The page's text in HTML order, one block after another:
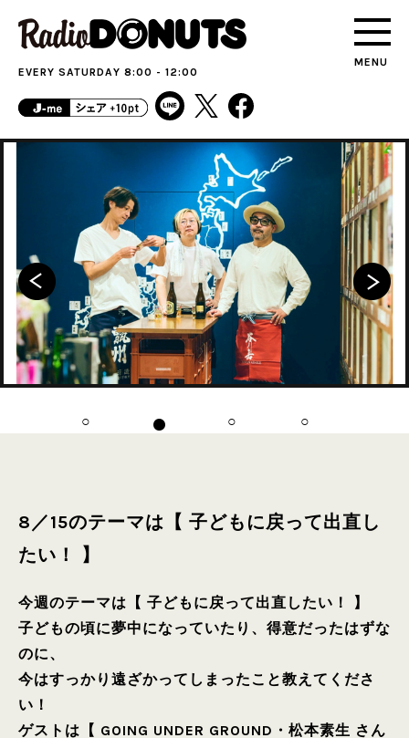
MENU
EVERY SATURDAY 8:00 - 12:00
8／15のテーマは【 子どもに戻って出直し
たい！ 】
今週のテーマは【 子どもに戻って出直したい！ 】
子どもの頃に夢中になっていたり、得意だったはずな
のに、
今はすっかり遠ざかってしまったこと教えてくださ
い！
ゲストは【 GOING UNDER GROUND・松本素生 さん